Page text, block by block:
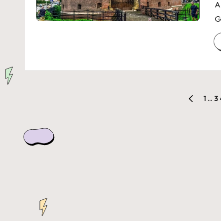
der
Beiträge
PREVIOUS
1 … 3